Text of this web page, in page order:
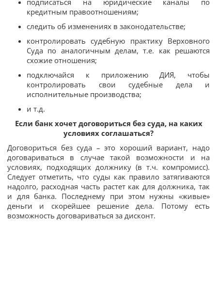
подписаться на юридические каналы по
кредитным правоотношениям;
следить об изменениях в законодательстве;
контролировать судебную практику Верховного
Суда по аналогичным делам, т.е. как решаются
схожие отношения;
подключайся к приложению ДИЯ, чтобы
контролировать свои судебные дела и
исполнительные производства;
и т.д.
Если банк хочет договориться без суда, на каких
условиях соглашаться?
Договориться без суда – это хороший вариант, надо
договариваться в случае такой возможности и на
условиях, подходящих должнику (в т.ч. компромисс).
Следует отметить, что суды как правило затягиваются
надолго, расходная часть растет как для должника, так
и для банка. Последнему при этом нужны «живые»
деньги и скорейшее решение дела. Потому есть
возможность договариваться за дисконт.